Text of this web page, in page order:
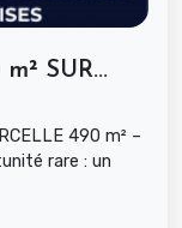
SUR...
490 m² –
rare : un